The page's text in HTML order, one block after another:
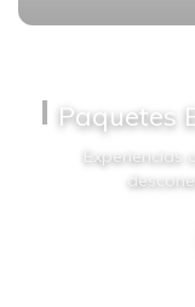
Paquetes
Experiencias